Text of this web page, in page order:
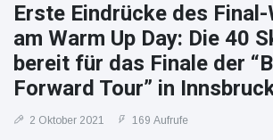
Erste Eindrücke des
am Warm Up Day: Die 40
bereit für das Finale der
Forward Tour” in
2 Oktober 2021 169 Aufrufe